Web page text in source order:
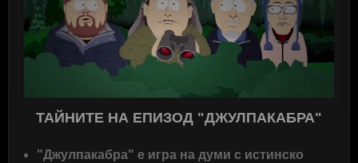
ТАЙНИТЕ НА ЕПИЗОД "ДЖУЛПАКАБРА"
"Джулпакабра" е игра на думи с истинско